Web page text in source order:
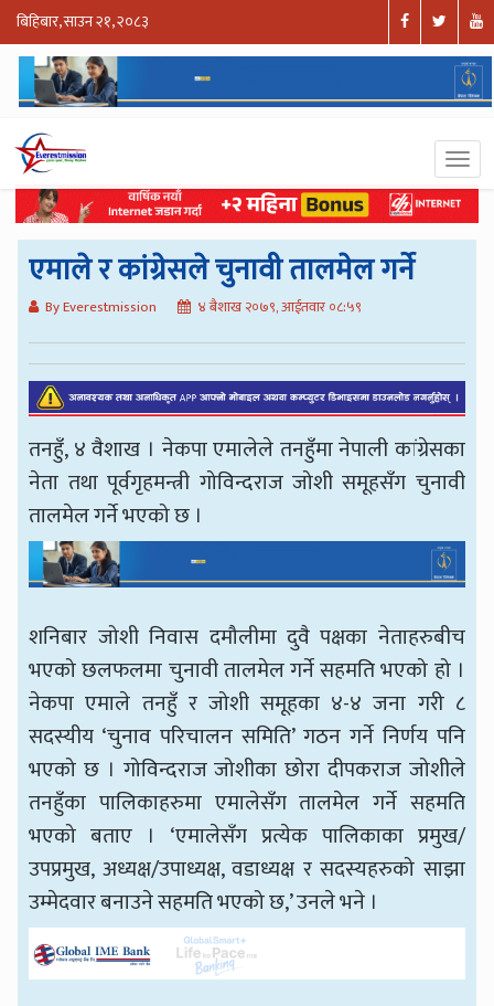
बिहिबार, साउन २१, २०८३
एमाले र कांग्रेसले चुनावी तालमेल गर्ने
By Everestmission ४ बैशाख २०७९, आईतवार ०८:५९
तनहुँ, ४ वैशाख । नेकपा एमालेले तनहुँमा नेपाली कांग्रेसका
नेता तथा पूर्वगृहमन्त्री गोविन्दराज जोशी समूहसँग चुनावी
तालमेल गर्ने भएको छ ।
शनिबार जोशी निवास दमौलीमा दुवै पक्षका नेताहरुबीच
भएको छलफलमा चुनावी तालमेल गर्ने सहमति भएको हो ।
नेकपा एमाले तनहुँ र जोशी समूहका ४-४ जना गरी ८
सदस्यीय ‘चुनाव परिचालन समिति’ गठन गर्ने निर्णय पनि
भएको छ । गोविन्दराज जोशीका छोरा दीपकराज जोशीले
तनहुँका पालिकाहरुमा एमालेसँग तालमेल गर्ने सहमति
भएको बताए । ‘एमालेसँग प्रत्येक पालिकाका प्रमुख/
उपप्रमुख, अध्यक्ष/उपाध्यक्ष, वडाध्यक्ष र सदस्यहरुको साझा
उम्मेदवार बनाउने सहमति भएको छ,’ उनले भने ।